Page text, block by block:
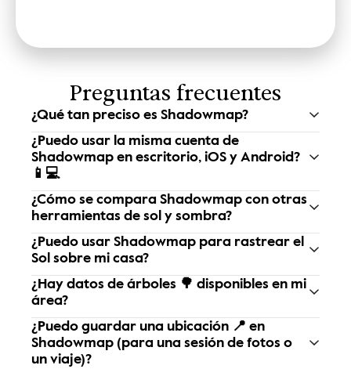
Preguntas frecuentes
¿Qué tan preciso es Shadowmap?
¿Puedo usar la misma cuenta de
Shadowmap en escritorio, iOS y Android?
📱💻
¿Cómo se compara Shadowmap con otras
herramientas de sol y sombra?
¿Puedo usar Shadowmap para rastrear el
Sol sobre mi casa?
¿Hay datos de árboles 🌳 disponibles en mi
área?
¿Puedo guardar una ubicación 📍 en
Shadowmap (para una sesión de fotos o
un viaje)?